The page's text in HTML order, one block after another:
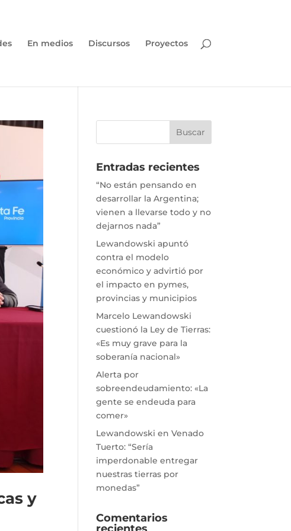
En medios Discursos Proyectos
y
Entradas recientes
“No están pensando en
desarrollar la Argentina;
vienen a llevarse todo y no
dejarnos nada”
Lewandowski apuntó
contra el modelo
económico y advirtió por
el impacto en pymes,
provincias y municipios
Marcelo Lewandowski
cuestionó la Ley de Tierras:
«Es muy grave para la
soberanía nacional»
Alerta por
sobreendeudamiento: «La
gente se endeuda para
comer»
Lewandowski en Venado
Tuerto: “Sería
imperdonable entregar
nuestras tierras por
monedas”
Comentarios